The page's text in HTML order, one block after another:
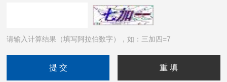
请输入计算结果（填写阿拉伯数字），如：三加四=7